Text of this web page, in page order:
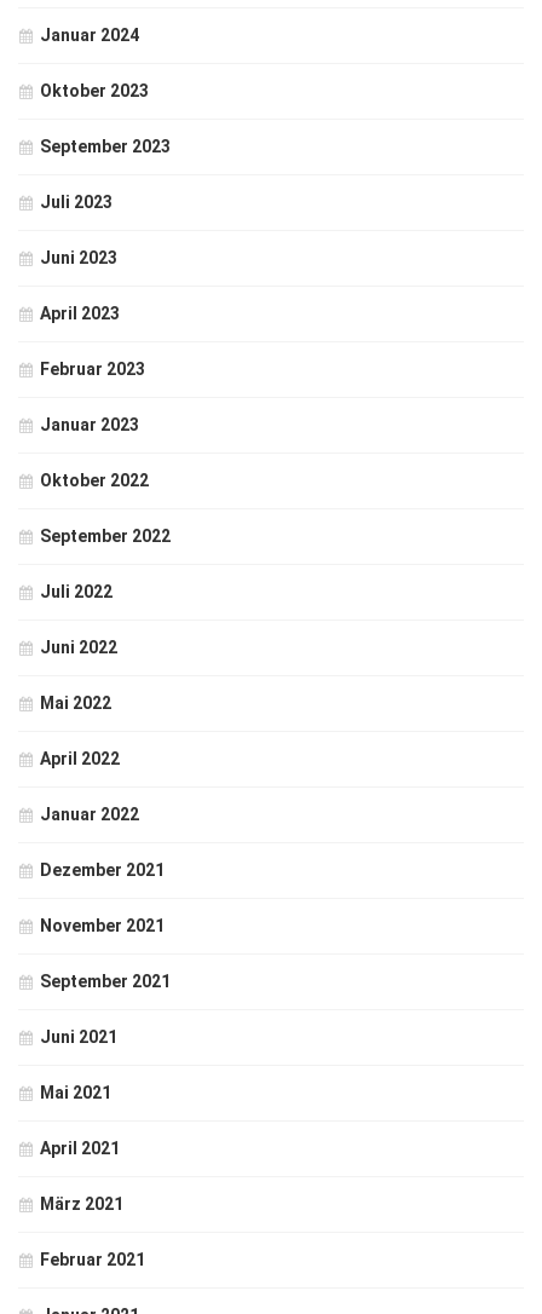
Januar 2024
Oktober 2023
September 2023
Juli 2023
Juni 2023
April 2023
Februar 2023
Januar 2023
Oktober 2022
September 2022
Juli 2022
Juni 2022
Mai 2022
April 2022
Januar 2022
Dezember 2021
November 2021
September 2021
Juni 2021
Mai 2021
April 2021
März 2021
Februar 2021